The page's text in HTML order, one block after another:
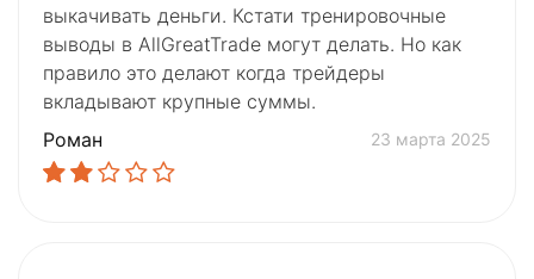
выкачивать деньги. Кстати тренировочные
выводы в AllGreatTrade могут делать. Но как
правило это делают когда трейдеры
вкладывают крупные суммы.
Роман
23 марта 2025